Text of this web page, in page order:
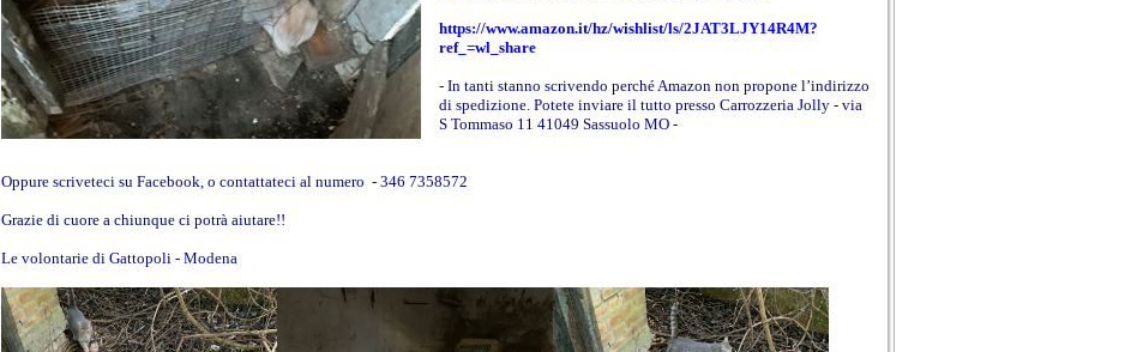
https://www.amazon.it/hz/wishlist/ls/2JAT3LJY14R4M?
ref_=wl_share
- In tanti stanno scrivendo perché Amazon non propone l’indirizzo
di spedizione. Potete inviare il tutto presso Carrozzeria Jolly - via
S Tommaso 11 41049 Sassuolo MO -
Oppure scriveteci su Facebook, o contattateci al numero - 346 7358572
Grazie di cuore a chiunque ci potrà aiutare!!
Le volontarie di Gattopoli - Modena